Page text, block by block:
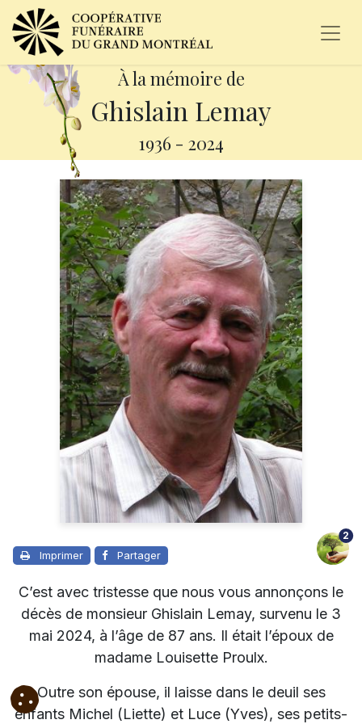
À la mémoire de
Ghislain Lemay
1936 - 2024
Imprimer Partager
2
C’est avec tristesse que nous vous annonçons le
décès de monsieur Ghislain Lemay, survenu le 3
mai 2024, à l’âge de 87 ans. Il était l’époux de
madame Louisette Proulx.
Outre son épouse, il laisse dans le deuil ses
enfants Michel (Liette) et Luce (Yves), ses petits-